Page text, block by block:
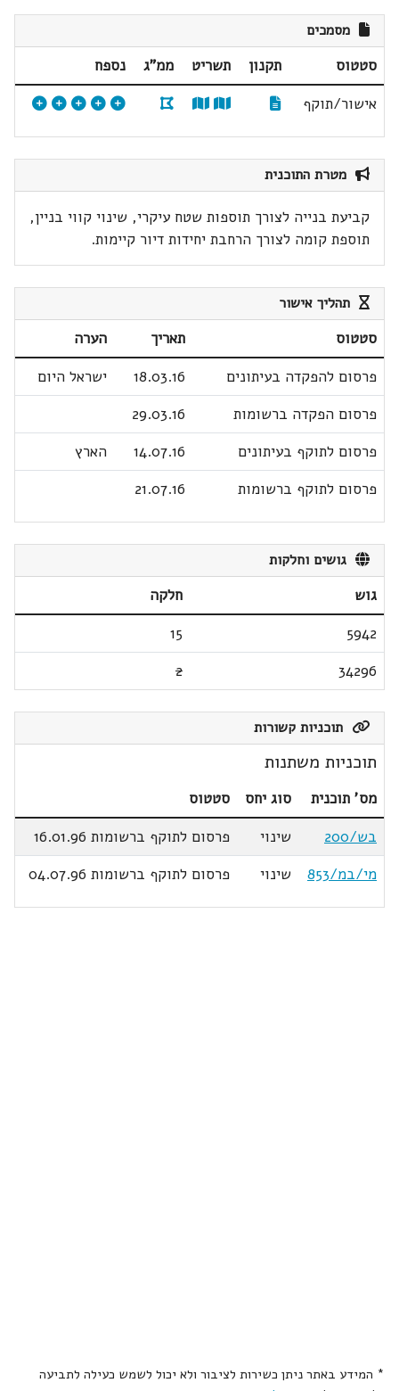
מסמכים
סטטוס תקנון תשריט ממ"ג
נספח
אישור/תוקף
מטרת התוכנית
קביעת בנייה לצורך תוספות שטח עיקרי, שינוי קווי בניין,
תוספת קומה לצורך הרחבת יחידות דיור קיימות.
תהליך אישור
סטטוס תאריך
הערה
פרסום להפקדה בעיתונים
18.03.16
ישראל היום
פרסום הפקדה ברשומות
29.03.16
פרסום לתוקף בעיתונים
14.07.16
הארץ
פרסום לתוקף ברשומות
21.07.16
גושים וחלקות
גוש
חלקה
5942
15
34296
2
תוכניות קשורות
תוכניות משתנות
מס' תוכנית סוג יחס
סטטוס
בש/200
שינוי
פרסום לתוקף ברשומות 16.01.96
מי/במ/853
שינוי פרסום לתוקף ברשומות 04.07.96
* המידע באתר ניתן כשירות לציבור ולא יכול לשמש כעילה לתביעה